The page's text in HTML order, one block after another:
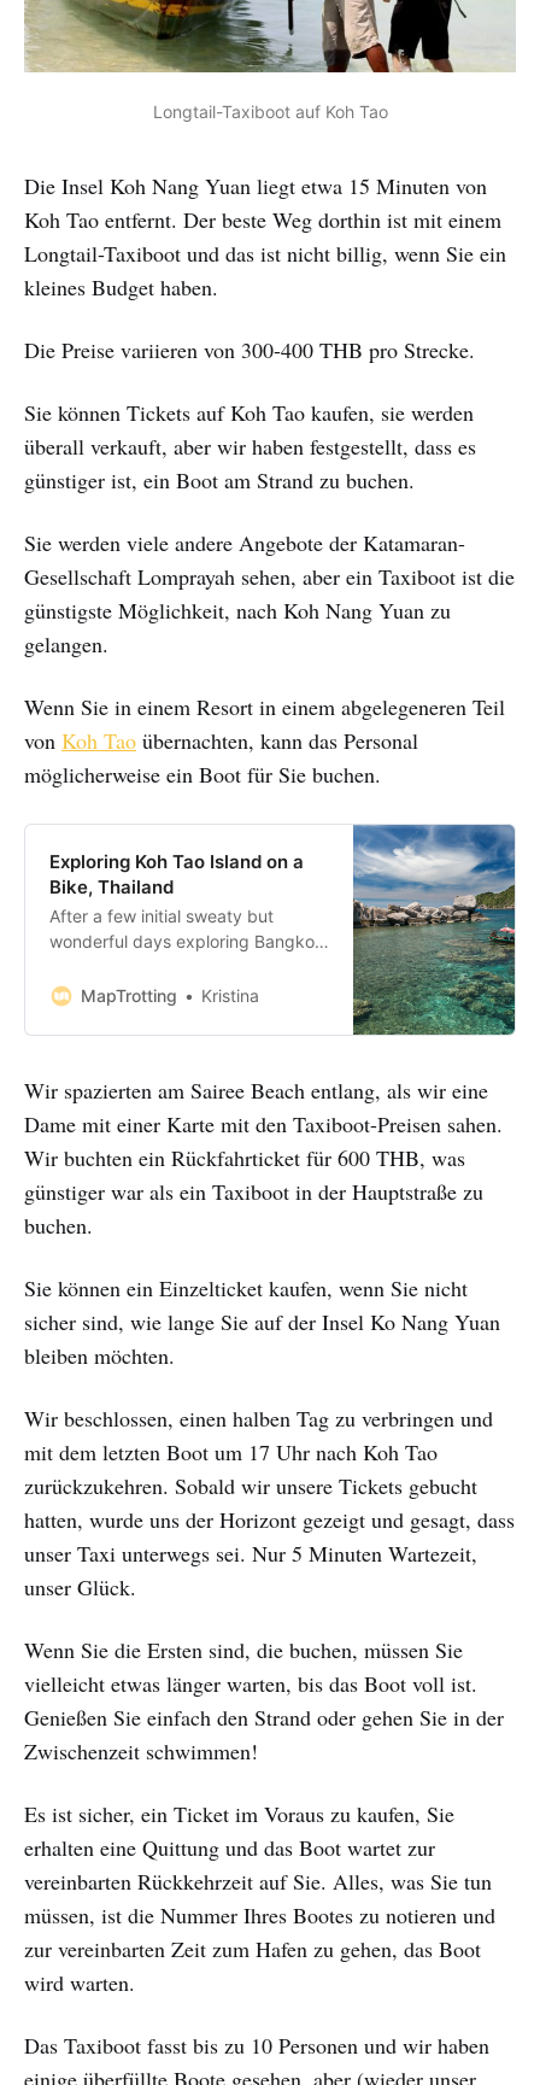
Longtail-Taxiboot auf Koh Tao
Die Insel Koh Nang Yuan liegt etwa 15 Minuten von
Koh Tao entfernt. Der beste Weg dorthin ist mit einem
Longtail-Taxiboot und das ist nicht billig, wenn Sie ein
kleines Budget haben.
Die Preise variieren von 300-400 THB pro Strecke.
Sie können Tickets auf Koh Tao kaufen, sie werden
überall verkauft, aber wir haben festgestellt, dass es
günstiger ist, ein Boot am Strand zu buchen.
Sie werden viele andere Angebote der Katamaran-
Gesellschaft Lomprayah sehen, aber ein Taxiboot ist die
günstigste Möglichkeit, nach Koh Nang Yuan zu
gelangen.
Wenn Sie in einem Resort in einem abgelegeneren Teil
von Koh Tao übernachten, kann das Personal
möglicherweise ein Boot für Sie buchen.
Exploring Koh Tao Island on a
Bike, Thailand
After a few initial sweaty but
wonderful days exploring Bangkok,
head to the coast for some relaxing
our true SE Asia odyssey than on
see every time you Google
‘Thailand’, so after
MapTrotting Kristina
Wir spazierten am Sairee Beach entlang, als wir eine
Dame mit einer Karte mit den Taxiboot-Preisen sahen.
Wir buchten ein Rückfahrticket für 600 THB, was
günstiger war als ein Taxiboot in der Hauptstraße zu
buchen.
Sie können ein Einzelticket kaufen, wenn Sie nicht
sicher sind, wie lange Sie auf der Insel Ko Nang Yuan
bleiben möchten.
Wir beschlossen, einen halben Tag zu verbringen und
mit dem letzten Boot um 17 Uhr nach Koh Tao
zurückzukehren. Sobald wir unsere Tickets gebucht
hatten, wurde uns der Horizont gezeigt und gesagt, dass
unser Taxi unterwegs sei. Nur 5 Minuten Wartezeit,
unser Glück.
Wenn Sie die Ersten sind, die buchen, müssen Sie
vielleicht etwas länger warten, bis das Boot voll ist.
Genießen Sie einfach den Strand oder gehen Sie in der
Zwischenzeit schwimmen!
Es ist sicher, ein Ticket im Voraus zu kaufen, Sie
erhalten eine Quittung und das Boot wartet zur
vereinbarten Rückkehrzeit auf Sie. Alles, was Sie tun
müssen, ist die Nummer Ihres Bootes zu notieren und
zur vereinbarten Zeit zum Hafen zu gehen, das Boot
wird warten.
Das Taxiboot fasst bis zu 10 Personen und wir haben
einige überfüllte Boote gesehen, aber (wieder unser